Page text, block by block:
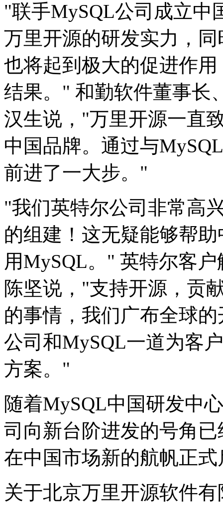
"联手MySQL公司成立中
万里开源的研发实力，
也将起到极大的促进作
结果。" 和勤软件董事长
汉生说，"万里开源一直
中国品牌。通过与
前进了一大步。"
"我们英特尔公司非常高
的组建！这无疑能够帮
用MySQL。" 英特尔客
陈坚说，"支持开源，贡
的事情，我们广布全球
公司和MySQL一道为客
方案。"
随着MySQL中国研发中
司向新台阶进发的号角
在中国市场新的航帆正式
关于北京万里开源软件